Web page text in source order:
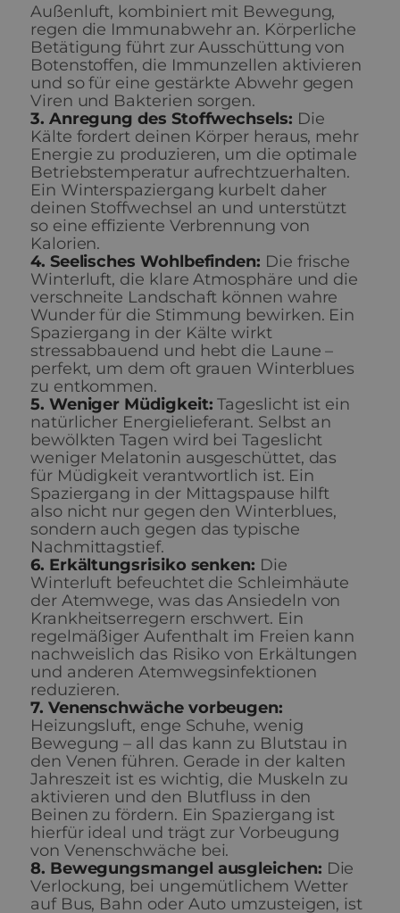
Außenluft, kombiniert mit Bewegung,
regen die Immunabwehr an. Körperliche
Betätigung führt zur Ausschüttung von
Botenstoffen, die Immunzellen aktivieren
und so für eine gestärkte Abwehr gegen
Viren und Bakterien sorgen.
3. Anregung des Stoffwechsels: Die
Kälte fordert deinen Körper heraus, mehr
Energie zu produzieren, um die optimale
Betriebstemperatur aufrechtzuerhalten.
Ein Winterspaziergang kurbelt daher
deinen Stoffwechsel an und unterstützt
so eine effiziente Verbrennung von
Kalorien.
4. Seelisches Wohlbefinden: Die frische
Winterluft, die klare Atmosphäre und die
verschneite Landschaft können wahre
Wunder für die Stimmung bewirken. Ein
Spaziergang in der Kälte wirkt
stressabbauend und hebt die Laune –
perfekt, um dem oft grauen Winterblues
zu entkommen.
5. Weniger Müdigkeit: Tageslicht ist ein
natürlicher Energielieferant. Selbst an
bewölkten Tagen wird bei Tageslicht
weniger Melatonin ausgeschüttet, das
für Müdigkeit verantwortlich ist. Ein
Spaziergang in der Mittagspause hilft
also nicht nur gegen den Winterblues,
sondern auch gegen das typische
Nachmittagstief.
6. Erkältungsrisiko senken: Die
Winterluft befeuchtet die Schleimhäute
der Atemwege, was das Ansiedeln von
Krankheitserregern erschwert. Ein
regelmäßiger Aufenthalt im Freien kann
nachweislich das Risiko von Erkältungen
und anderen Atemwegsinfektionen
reduzieren.
7. Venenschwäche vorbeugen:
Heizungsluft, enge Schuhe, wenig
Bewegung – all das kann zu Blutstau in
den Venen führen. Gerade in der kalten
Jahreszeit ist es wichtig, die Muskeln zu
aktivieren und den Blutfluss in den
Beinen zu fördern. Ein Spaziergang ist
hierfür ideal und trägt zur Vorbeugung
von Venenschwäche bei.
8. Bewegungsmangel ausgleichen: Die
Verlockung, bei ungemütlichem Wetter
auf Bus, Bahn oder Auto umzusteigen, ist